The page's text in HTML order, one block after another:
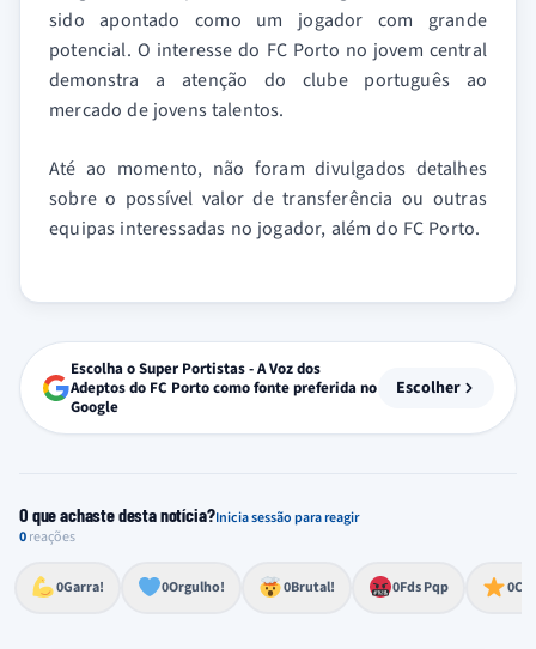
sido apontado como um jogador com grande
potencial. O interesse do FC Porto no jovem central
demonstra a atenção do clube português ao
mercado de jovens talentos.
Até ao momento, não foram divulgados detalhes
sobre o possível valor de transferência ou outras
equipas interessadas no jogador, além do FC Porto.
Escolha o Super Portistas - A Voz dos
Adeptos do FC Porto como fonte preferida no
Google
Escolher
O que achaste desta notícia?Inicia sessão para reagir
0reações
0Garra!
Esforço, determinação, aprovação forte
0Orgulho!
Lealdade, amor clubístico, sentimento profundo
0Brutal!
Impressionante, chocante, de grande impacto 0Fds Pqp
Reação de desespero, raiva, frustração ou espanto extremo 0
Excelência, destaque, o melhor